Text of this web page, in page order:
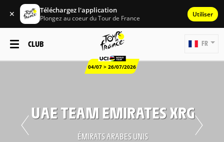
✕ Téléchargez l'application
Plongez au coeur du Tour de France Utiliser
CLUB
04/07 > 26/07/2026
FR
UAE TEAM EMIRATES XRG
ÉMIRATS ARABES UNIS